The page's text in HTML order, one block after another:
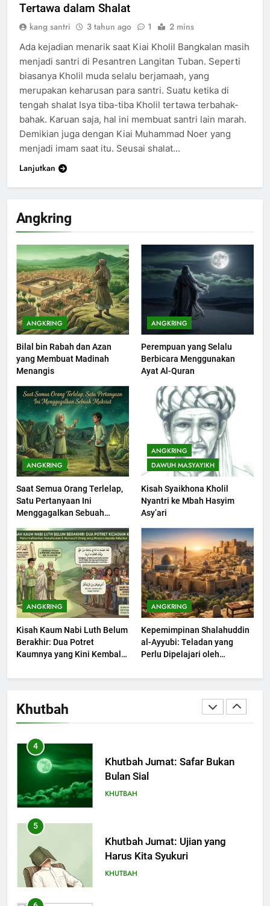
Angkring
ANGKRING
Bilal bin Rabah dan Azan
yang Membuat Madinah
Menangis
ANGKRING
Perempuan yang Selalu
Berbicara Menggunakan
Ayat Al-Quran
ANGKRING
Saat Semua Orang Terlelap,
Satu Pertanyaan Ini
Menggagalkan Sebuah
ANGKRING
DAWUH MASYAYIKH
Kisah Syaikhona Kholil
Nyantri ke Mbah Hasyim
Asy’ari
ANGKRING
Kisah Kaum Nabi Luth Belum
Berakhir: Dua Potret
Kaumnya yang Kini Kembali
ANGKRING
Kepemimpinan Shalahuddin
al-Ayyubi: Teladan yang
Perlu Dipelajari oleh
(2)
Khutbah
200
201
Khutbah jumat: Sejarah
Seebagai Pembangkit Jiwa
KHUTBAH
202
Khutbah Jumat : Supaya Amal
Bisa Diterima
KHUTBAH
203
Khutbah Jumat: Bulan
Muharram Bulan Bersejarah
KHUTBAH
1
Dengki Tak Akan Pernah
Berjaya?
KHUTBAH
2
Khutbah Jumat: Melihat
Limpahan Nikmat Allah
KHUTBAH
Khutbah Jumat: Ketaatan,
Kebaikan dan Pengaruhnya
4
Khutbah Jumat: Safar Bukan
Bulan Sial
KHUTBAH
5
Khutbah Jumat: Ujian yang
Harus Kita Syukuri
KHUTBAH
Tertawa dalam Shalat
kang santri 3 tahun ago 1 2 mins
Ada kejadian menarik saat Kiai Kholil Bangkalan masih
menjadi santri di Pesantren Langitan Tuban. Seperti
biasanya Kholil muda selalu berjamaah, yang
merupakan keharusan para santri. Suatu ketika di
tengah shalat Isya tiba-tiba Kholil tertawa terbahak-
bahak. Karuan saja, hal ini membuat santri lain marah.
Demikian juga dengan Kiai Muhammad Noer yang
menjadi imam saat itu. Seusai shalat…
Lanjutkan